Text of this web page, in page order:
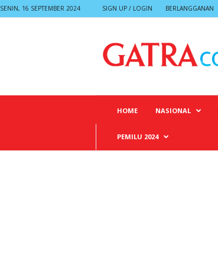
SENIN, 16 SEPTEMBER 2024 SIGN UP / LOGIN BERLANGGANAN
HOME NASIONAL
PEMILU 2024